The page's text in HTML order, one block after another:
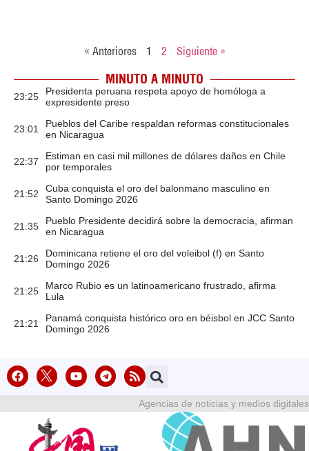
« Anteriores 1 2 Siguiente »
MINUTO A MINUTO
23:25
Presidenta peruana respeta apoyo de homóloga a
expresidente preso
23:01
Pueblos del Caribe respaldan reformas constitucionales
en Nicaragua
22:37
Estiman en casi mil millones de dólares daños en Chile
por temporales
21:52
Cuba conquista el oro del balonmano masculino en
Santo Domingo 2026
21:35
Pueblo Presidente decidirá sobre la democracia, afirman
en Nicaragua
21:26
Dominicana retiene el oro del voleibol (f) en Santo
Domingo 2026
21:25
Marco Rubio es un latinoamericano frustrado, afirma
Lula
21:21
Panamá conquista histórico oro en béisbol en JCC Santo
Domingo 2026
Agencias de noticias y medios digitales